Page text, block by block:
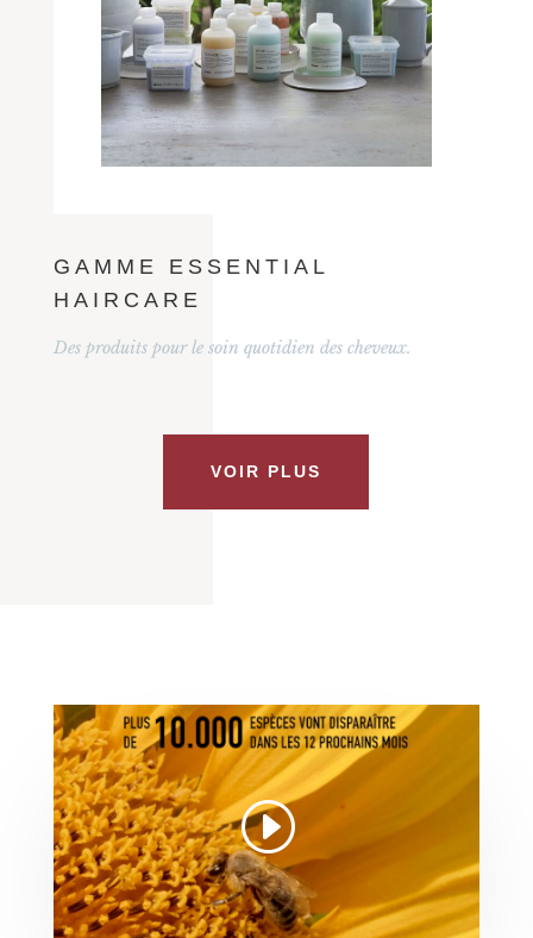
GAMME ESSENTIAL
HAIRCARE
Des produits pour le soin quotidien des cheveux.
VOIR PLUS